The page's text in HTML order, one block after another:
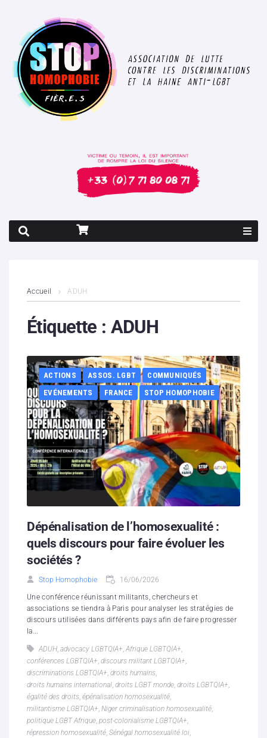
Contenus litigieux
Boutique
Partenaires
Contacts
Hébergement solidaire
Accueil ADUH
Étiquette : ADUH
ACTIONS ASSOS. LGBT
COMMUNIQUÉS
EVÉNEMENTS
FRANCE STOP HOMOPHOBIE
Dépénalisation de l’homosexualité :
quels discours pour faire évoluer les
sociétés ?
Stop Homophobie 16/06/2026
Une conférence réunissant militants, chercheurs et
associations se tiendra à Paris pour analyser les stratégies de
discours utilisées dans différents pays afin de faire progresser
la...
ADUH, advocacy LGBTQIA+, Afrique LGBTQIA+,
conférences LGBTQIA+, discours militant LGBTQIA+,
discriminations LGBTQIA+, droits humains,
droits humains international, droits LGBT monde, droits LGBTQIA+,
égalité des droits, épénalisation homosexualité,
militantisme LGBTQIA+, Niger criminalisation homosexualité,
politique LGBT Afrique, post-colonialisme LGBTQIA+,
répression homosexualité, Sénégal homosexualité loi,